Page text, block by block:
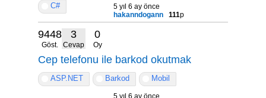
C#
5 yıl 6 ay önce
hakanndogann
111p
9448
Göst.
3
Cevap
0
Oy
Cep telefonu ile barkod okutmak
ASP.NET Barkod Mobil
5 yıl 6 ay önce